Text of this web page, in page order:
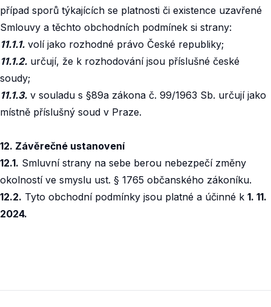
případ sporů týkajících se platnosti či existence uzavřené
Smlouvy a těchto obchodních podmínek si strany:
11.1.1. volí jako rozhodné právo České republiky;
11.1.2. určují, že k rozhodování jsou příslušné české
soudy;
11.1.3. v souladu s §89a zákona č. 99/1963 Sb. určují jako
místně příslušný soud v Praze.
12. Závěrečné ustanovení
12.1. Smluvní strany na sebe berou nebezpečí změny
okolností ve smyslu ust. § 1765 občanského zákoníku.
12.2. Tyto obchodní podmínky jsou platné a účinné k 1. 11.
2024.